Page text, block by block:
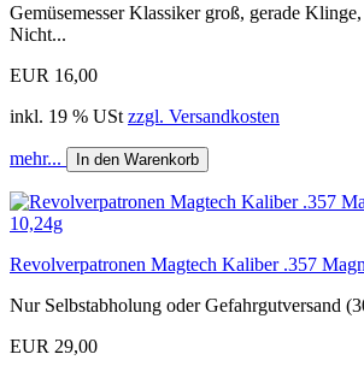
Gemüsemesser Klassiker groß, gerade
Nicht...
EUR 16,00
inkl. 19 % USt zzgl. Versandkosten
mehr... In den Warenkorb
Revolverpatronen Magtech Kaliber .357
Nur Selbstabholung oder Gefahrgutversand
EUR 29,00